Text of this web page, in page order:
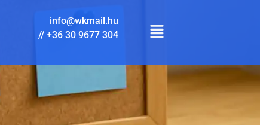
info@wkmail.hu
//+36 30 9677 304